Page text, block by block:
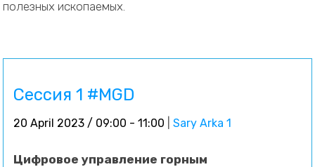
полезных ископаемых.
Сессия 1 #MGD
20 April 2023 / 09:00 - 11:00 |Sary Arka 1
Цифровое управление горным